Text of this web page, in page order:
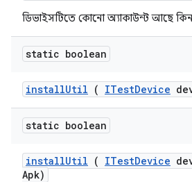
ডিভাইসটিতে কোনো অ্যাকাউন্ট আছে
static boolean
installUtil ( ITestDevice
static boolean
installUtil ( ITestDevice
Apk)